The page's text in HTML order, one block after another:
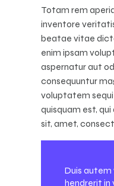
Totam rem
inventore
beatae vitae
enim ipsam
aspernatur aut
consequuntur
voluptatem sequi
quisquam est,
sit, amet,
Duis autem
hendrerit in